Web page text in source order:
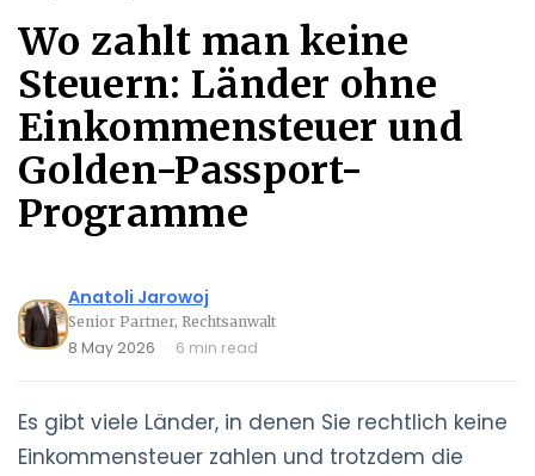
Wo zahlt man keine
Steuern: Länder ohne
Einkommensteuer und
Golden-Passport-
Programme
Anatoli Jarowoj
Senior Partner, Rechtsanwalt
8 May 2026 · 6 min read
Es gibt viele Länder, in denen Sie rechtlich keine
Einkommensteuer zahlen und trotzdem die